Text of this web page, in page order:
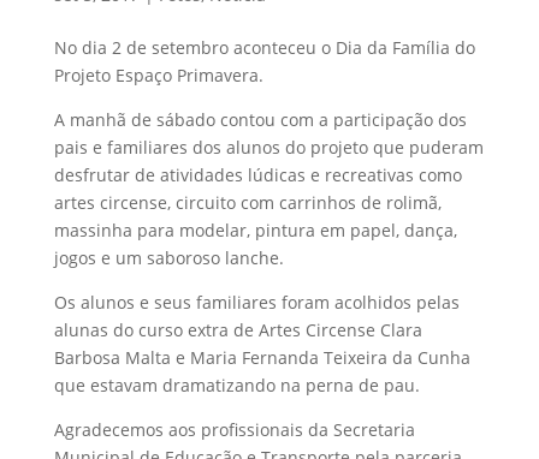
No dia 2 de setembro aconteceu o Dia da Família do
Projeto Espaço Primavera.
A manhã de sábado contou com a participação dos
pais e familiares dos alunos do projeto que puderam
desfrutar de atividades lúdicas e recreativas como
artes circense, circuito com carrinhos de rolimã,
massinha para modelar, pintura em papel, dança,
jogos e um saboroso lanche.
Os alunos e seus familiares foram acolhidos pelas
alunas do curso extra de Artes Circense Clara
Barbosa Malta e Maria Fernanda Teixeira da Cunha
que estavam dramatizando na perna de pau.
Agradecemos aos profissionais da Secretaria